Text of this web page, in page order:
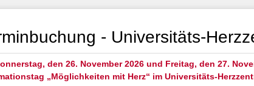
- Universitäts-
den 26. November 2026 und Freitag, den 27.
„Möglichkeiten mit Herz“ im Universitäts-